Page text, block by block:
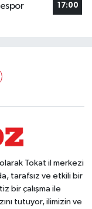
17:00
Tokat il merkezi
tarafsız ve etkili bir
bir çalışma ile
tutuyor, ilimizin ve